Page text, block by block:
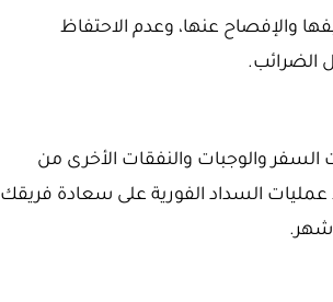
والإفصاح عنها، وعدم الاحتفاظ
الضرائب.
والوجبات والنفقات الأخرى من
السداد الفورية على سعادة فريقك
شهر.